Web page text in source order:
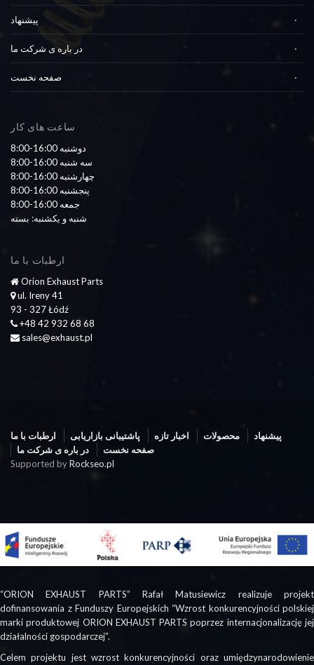
پیشنهاد
در باره ی شرکت ما
صفحه نخست
ساعت های کار
8:00-16:00 دوشنبه
8:00-16:00 سه شنبه
8:00-16:00 چهارشنبه
8:00-16:00 پنجشنبه
8:00-16:00 جمعه
شنبه و یکشنبه: بسته
ارطبات با ما
Orion Exhaust Parts
ul. Ireny 41
93 - 327 Łódź
+48 42 932 68 68
sales@exhaust.pl
ارطبات با ما پاشتیبانی بازاریابی اخبار تازه محصولات
پیشنهاد
در باره ی شرکت ما
صفحه نخست
Supported byRockseo.pl
“ORION EXHAUST PARTS” Rafał Matusiewicz realizuje projekt
dofinansowania z Funduszy Europejskich “Wzrost konkurencyjności polskiej
marki produktowej ORION EXHAUST PARTS poprzez internacjonalizację jej
działalności gospodarczej”.
Celem projektu jest wzrost konkurencyjności oraz umiędzynarodowienie